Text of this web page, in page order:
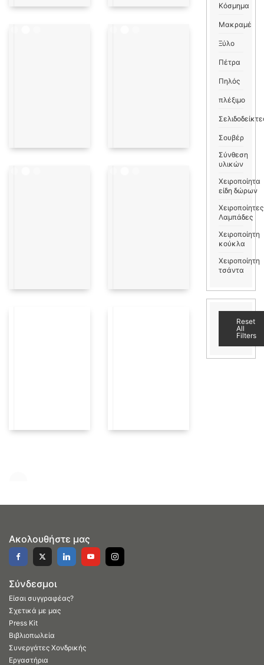
Κόσμημα
Μακραμέ
Ξύλο
Πέτρα
Πηλός
πλέξιμο
Σουβέρ
Σύνθεση
υλικών
Χειροποίητα
είδη δώρων
Χειροποίητες
Λαμπάδες
Χειροποίητη
κούκλα
Χειροποίητη
τσάντα
Reset
All
Filters
Ακολουθήστε μας
Σύνδεσμοι
Είσαι συγγραφέας?
Σχετικά με μας
Press Kit
Βιβλιοπωλεία
Συνεργάτες Χονδρικής
Εργαστήρια